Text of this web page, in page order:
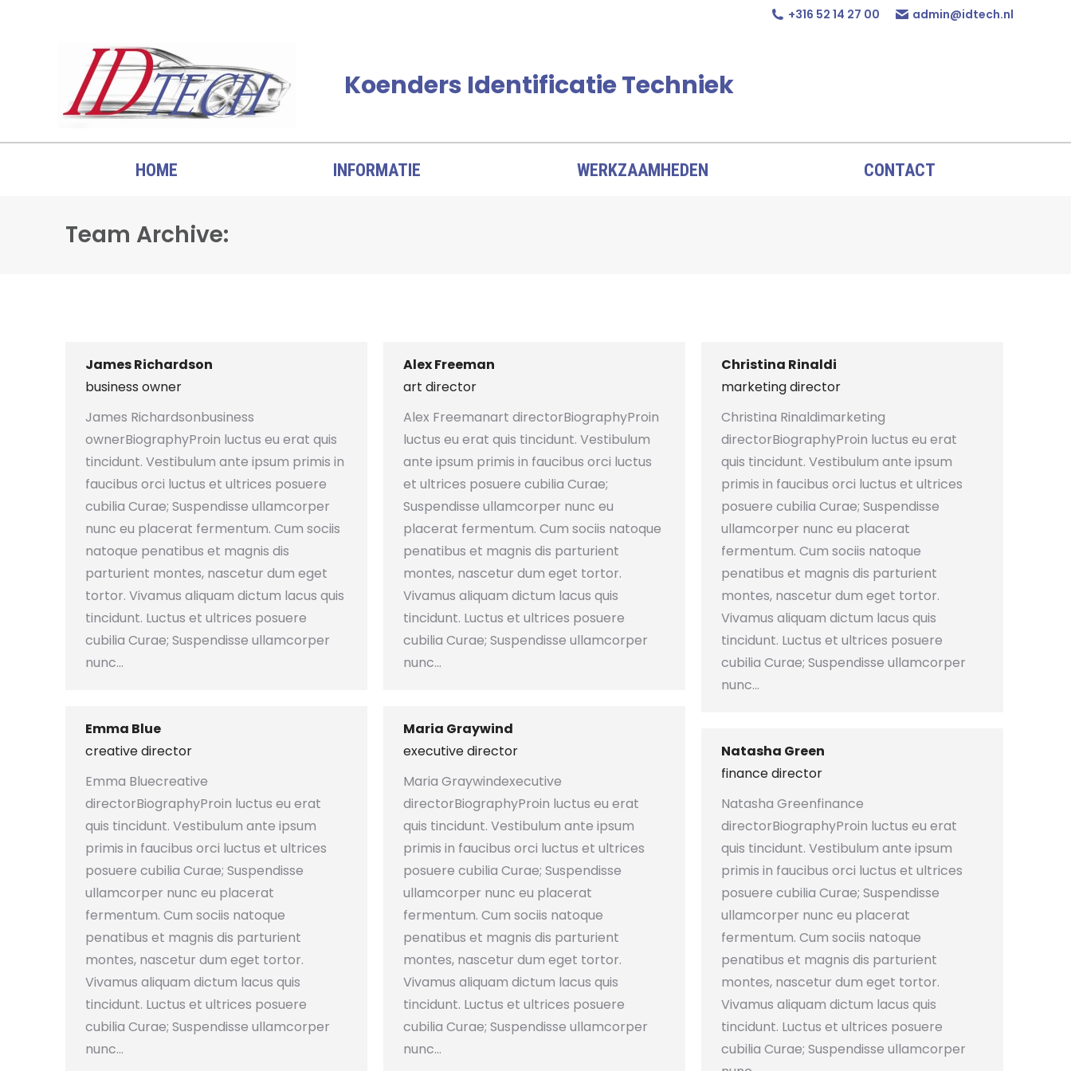
+316 52 14 27 00 admin@idtech.nl
Koenders Identificatie Techniek
HOME INFORMATIE WERKZAAMHEDEN CONTACT
Team Archive:
James Richardson
business owner
James Richardsonbusiness
ownerBiographyProin luctus eu erat quis
tincidunt. Vestibulum ante ipsum primis in
faucibus orci luctus et ultrices posuere
cubilia Curae; Suspendisse ullamcorper
nunc eu placerat fermentum. Cum sociis
natoque penatibus et magnis dis
parturient montes, nascetur dum eget
tortor. Vivamus aliquam dictum lacus quis
tincidunt. Luctus et ultrices posuere
cubilia Curae; Suspendisse ullamcorper
nunc…
Alex Freeman
art director
Alex Freemanart directorBiographyProin
luctus eu erat quis tincidunt. Vestibulum
ante ipsum primis in faucibus orci luctus
et ultrices posuere cubilia Curae;
Suspendisse ullamcorper nunc eu
placerat fermentum. Cum sociis natoque
penatibus et magnis dis parturient
montes, nascetur dum eget tortor.
Vivamus aliquam dictum lacus quis
tincidunt. Luctus et ultrices posuere
cubilia Curae; Suspendisse ullamcorper
nunc…
Christina Rinaldi
marketing director
Christina Rinaldimarketing
directorBiographyProin luctus eu erat
quis tincidunt. Vestibulum ante ipsum
primis in faucibus orci luctus et ultrices
posuere cubilia Curae; Suspendisse
ullamcorper nunc eu placerat
fermentum. Cum sociis natoque
penatibus et magnis dis parturient
montes, nascetur dum eget tortor.
Vivamus aliquam dictum lacus quis
tincidunt. Luctus et ultrices posuere
cubilia Curae; Suspendisse ullamcorper
nunc…
Emma Blue
creative director
Emma Bluecreative
directorBiographyProin luctus eu erat
quis tincidunt. Vestibulum ante ipsum
primis in faucibus orci luctus et ultrices
posuere cubilia Curae; Suspendisse
ullamcorper nunc eu placerat
fermentum. Cum sociis natoque
penatibus et magnis dis parturient
montes, nascetur dum eget tortor.
Vivamus aliquam dictum lacus quis
tincidunt. Luctus et ultrices posuere
cubilia Curae; Suspendisse ullamcorper
nunc…
Maria Graywind
executive director
Maria Graywindexecutive
directorBiographyProin luctus eu erat
quis tincidunt. Vestibulum ante ipsum
primis in faucibus orci luctus et ultrices
posuere cubilia Curae; Suspendisse
ullamcorper nunc eu placerat
fermentum. Cum sociis natoque
penatibus et magnis dis parturient
montes, nascetur dum eget tortor.
Vivamus aliquam dictum lacus quis
tincidunt. Luctus et ultrices posuere
cubilia Curae; Suspendisse ullamcorper
nunc…
Natasha Green
finance director
Natasha Greenfinance
directorBiographyProin luctus eu erat
quis tincidunt. Vestibulum ante ipsum
primis in faucibus orci luctus et ultrices
posuere cubilia Curae; Suspendisse
ullamcorper nunc eu placerat
fermentum. Cum sociis natoque
penatibus et magnis dis parturient
montes, nascetur dum eget tortor.
Vivamus aliquam dictum lacus quis
tincidunt. Luctus et ultrices posuere
cubilia Curae; Suspendisse ullamcorper